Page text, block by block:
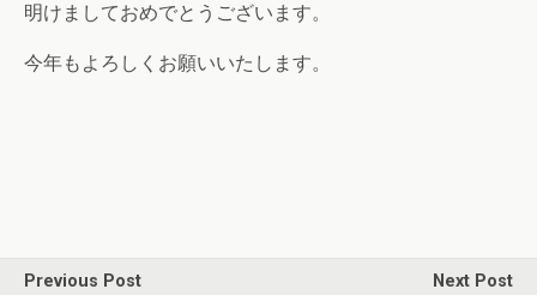
明けましておめでとうございます。
今年もよろしくお願いいたします。
Previous Post
Next Post